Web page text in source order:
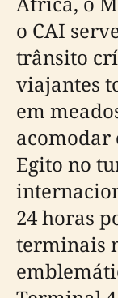
o CAI
trânsito
viajantes
em
acomodar
Egito no
24 horas
terminais